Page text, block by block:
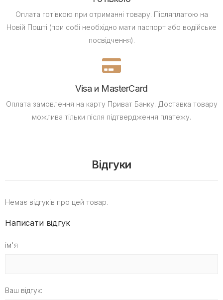
Оплата готівкою при отриманні товару. Післяплатою на
Новій Пошті (при собі необхідно мати паспорт або водійське
посвідчення).
Visa и MasterCard
Оплата замовлення на карту Приват Банку. Доставка товару
можлива тільки після підтвердження платежу.
Відгуки
Немає відгуків про цей товар.
Написати відгук
ім'я
Ваш відгук: